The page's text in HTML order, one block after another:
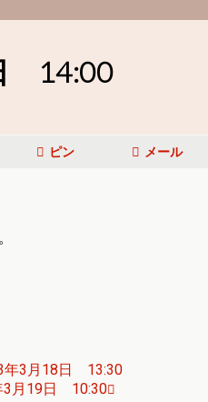
14:00
ピン メール
年3月18日 13:30
3月19日 10:30